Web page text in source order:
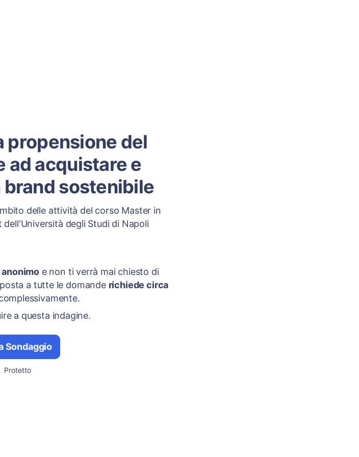
propensione del
ad acquistare e
sostenibile
delle attività del corso Master in
degli Studi di Napoli
e non ti verrà mai chiesto di
a tutte le domande richiede circa
a questa indagine.
Sondaggio
Protetto